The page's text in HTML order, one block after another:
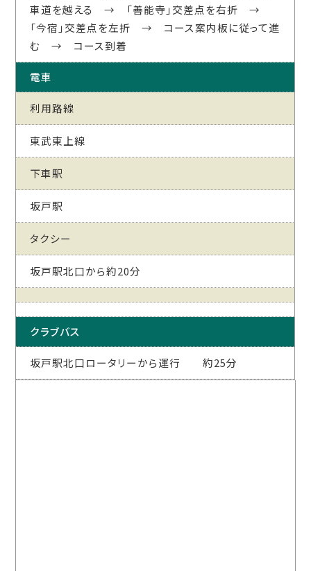
車道を越える → 「善能寺」交差点を右折 →
「今宿」交差点を左折 → コース案内板に従って進
む → コース到着
電車
利用路線
東武東上線
下車駅
坂戸駅
タクシー
坂戸駅北口から約20分
クラブバス
坂戸駅北口ロータリーから運行 約25分